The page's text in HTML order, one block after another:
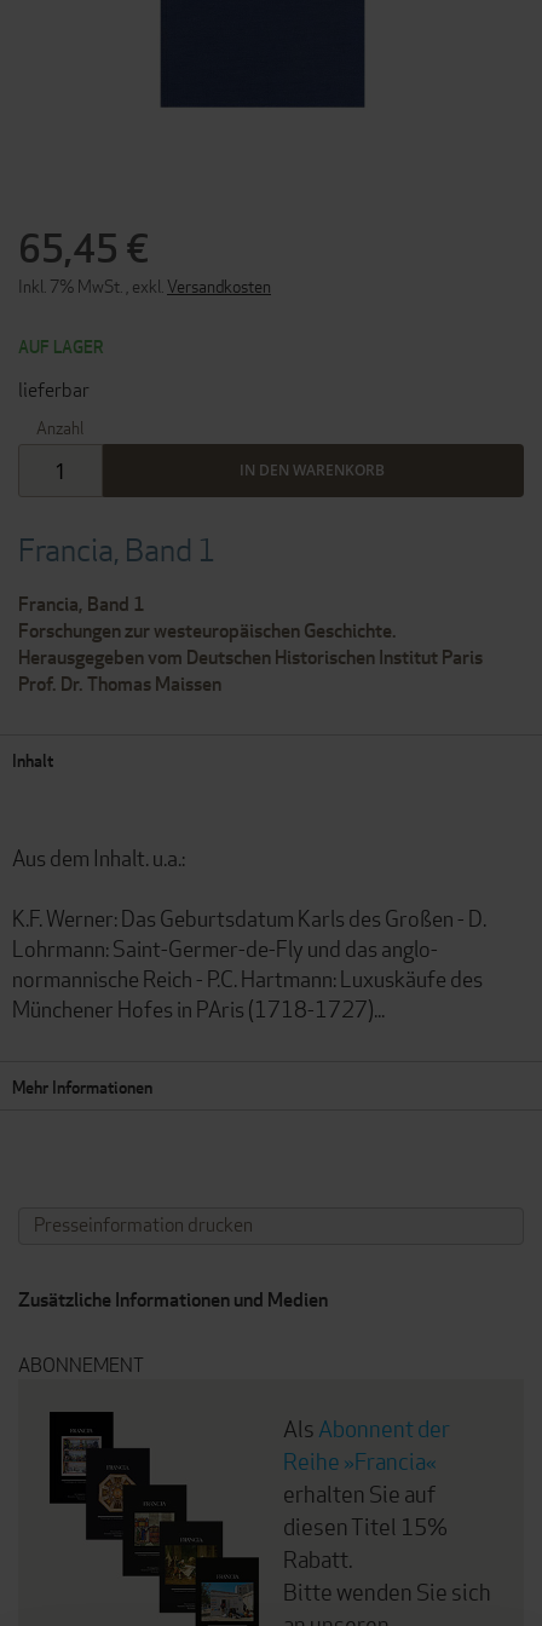
Francia, Band 1
Francia, Band 1
Forschungen zur westeuropäischen Geschichte.
Herausgegeben vom Deutschen Historischen Institut Paris
Prof. Dr. Thomas Maissen
65,45 €
Inkl. 7% MwSt. exkl. Versandkosten
AUF LAGER
lieferbar
Anzahl
IN DEN WARENKORB
Inhalt
Aus dem Inhalt. u.a.:
K.F. Werner: Das Geburtsdatum Karls des Großen - D.
Lohrmann: Saint-Germer-de-Fly und das anglo-
normannische Reich - P.C. Hartmann: Luxuskäufe des
Münchener Hofes in PAris (1718-1727)...
Mehr Informationen
Presseinformation drucken
Zusätzliche Informationen und Medien
ABONNEMENT
Als Abonnent der
Reihe »Francia«
erhalten Sie auf
diesen Titel 15%
Rabatt.
Bitte wenden Sie sich